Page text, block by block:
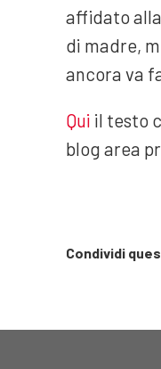
affidato
di madre,
ancora va
Qui il testo
blog area
Condividi